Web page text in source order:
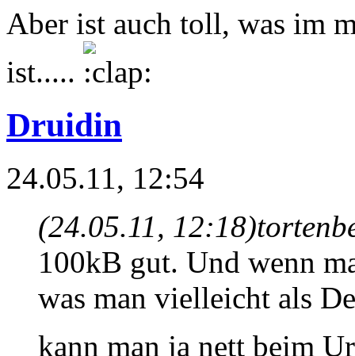
Aber ist auch toll, was im
ist.....
Druidin
24.05.11, 12:54
(24.05.11, 12:18)
100kB gut. Und wenn
was man vielleicht als
kann man ja nett beim